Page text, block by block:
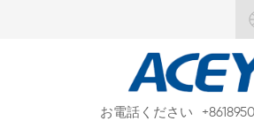
お電話ください